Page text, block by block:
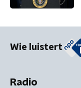
Wie luistert
Radio